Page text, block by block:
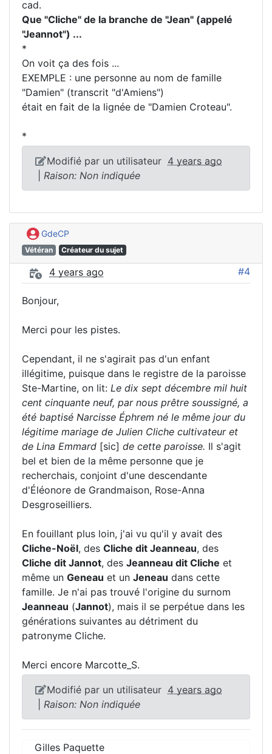
cad.
Que "Cliche" de la branche de "Jean" (appelé
"Jeannot") ...
*
On voit ça des fois ...
EXEMPLE : une personne au nom de famille
"Damien" (transcrit "d'Amiens")
était en fait de la lignée de "Damien Croteau".
*
Modifié par un utilisateur 4 years ago
Raison: Non indiquée
GdeCP
Vétéran Créateur du sujet
4 years ago #4
Bonjour,
Merci pour les pistes.
Cependant, il ne s'agirait pas d'un enfant
illégitime, puisque dans le registre de la paroisse
Ste-Martine, on lit: Le dix sept décembre mil huit
cent cinquante neuf, par nous prêtre soussigné, a
été baptisé Narcisse Éphrem né le même jour du
légitime mariage de Julien Cliche cultivateur et
de Lina Emmard [sic] de cette paroisse. Il s'agit
bel et bien de la même personne que je
recherchais, conjoint d'une descendante
d'Éléonore de Grandmaison, Rose-Anna
Desgroseilliers.
En fouillant plus loin, j'ai vu qu'il y avait des
Cliche-Noël, des Cliche dit Jeanneau, des
Cliche dit Jannot, des Jeanneau dit Cliche et
même un Geneau et un Jeneau dans cette
famille. Je n'ai pas trouvé l'origine du surnom
Jeanneau (Jannot), mais il se perpétue dans les
générations suivantes au détriment du
patronyme Cliche.
Merci encore Marcotte_S.
Modifié par un utilisateur 4 years ago
Raison: Non indiquée
Gilles Paquette